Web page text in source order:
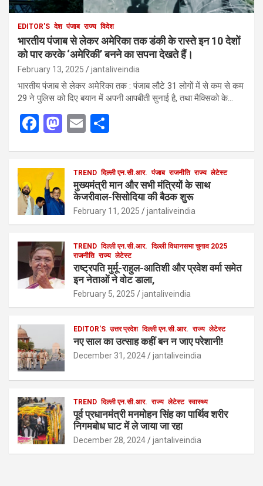
EDITOR'S देश पंजाब राज्य विदेश
भारतीय पंजाब से लेकर अमेरिका तक डंकी के रास्ते इन 10 देशों
को पार करके ‘अमेरिकी’ बनने का सपना देखते हैं।
February 13, 2025 jantaliveindia
भारतीय पंजाब से लेकर अमेरिका तक : पंजाब लौटे 31 लोगों में से कम से कम
29 ने पुलिस को दिए बयान में अपनी आपबीती सुनाई है, तथा मैक्सिको के…
F
b
o
o
k
M
d
o
n
E
e
TREND दिल्ली एन.सी.आर. पंजाब राजनीति राज्य लेटेस्ट
मुख्यमंत्री मान और सभी मंत्रियों के साथ
केजरीवाल-सिसोदिया की बैठक शुरू
February 11, 2025 jantaliveindia
TREND दिल्ली एन.सी.आर. दिल्ली विधानसभा चुनाव 2025
राजनीति राज्य लेटेस्ट
राष्ट्रपति मुर्मू-राहुल-आतिशी और प्रवेश वर्मा समेत
इन नेताओं ने वोट डाला,
February 5, 2025 jantaliveindia
EDITOR'S उत्तर प्रदेश दिल्ली एन.सी.आर. राज्य लेटेस्ट
नए साल का उत्साह कहीं बन न जाए परेशानी!
December 31, 2024 jantaliveindia
TREND दिल्ली एन.सी.आर. राज्य लेटेस्ट स्वास्थ्य
पूर्व प्रधानमंत्री मनमोहन सिंह का पार्थिव शरीर
निगमबोध घाट में ले जाया जा रहा
December 28, 2024 jantaliveindia